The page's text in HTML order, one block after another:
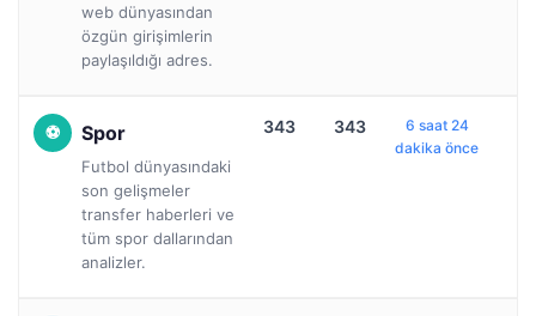
web dünyasından
özgün girişimlerin
paylaşıldığı adres.
Spor
Futbol dünyasındaki
son gelişmeler
transfer haberleri ve
tüm spor dallarından
analizler.
343 343
6 saat 24
dakika önce